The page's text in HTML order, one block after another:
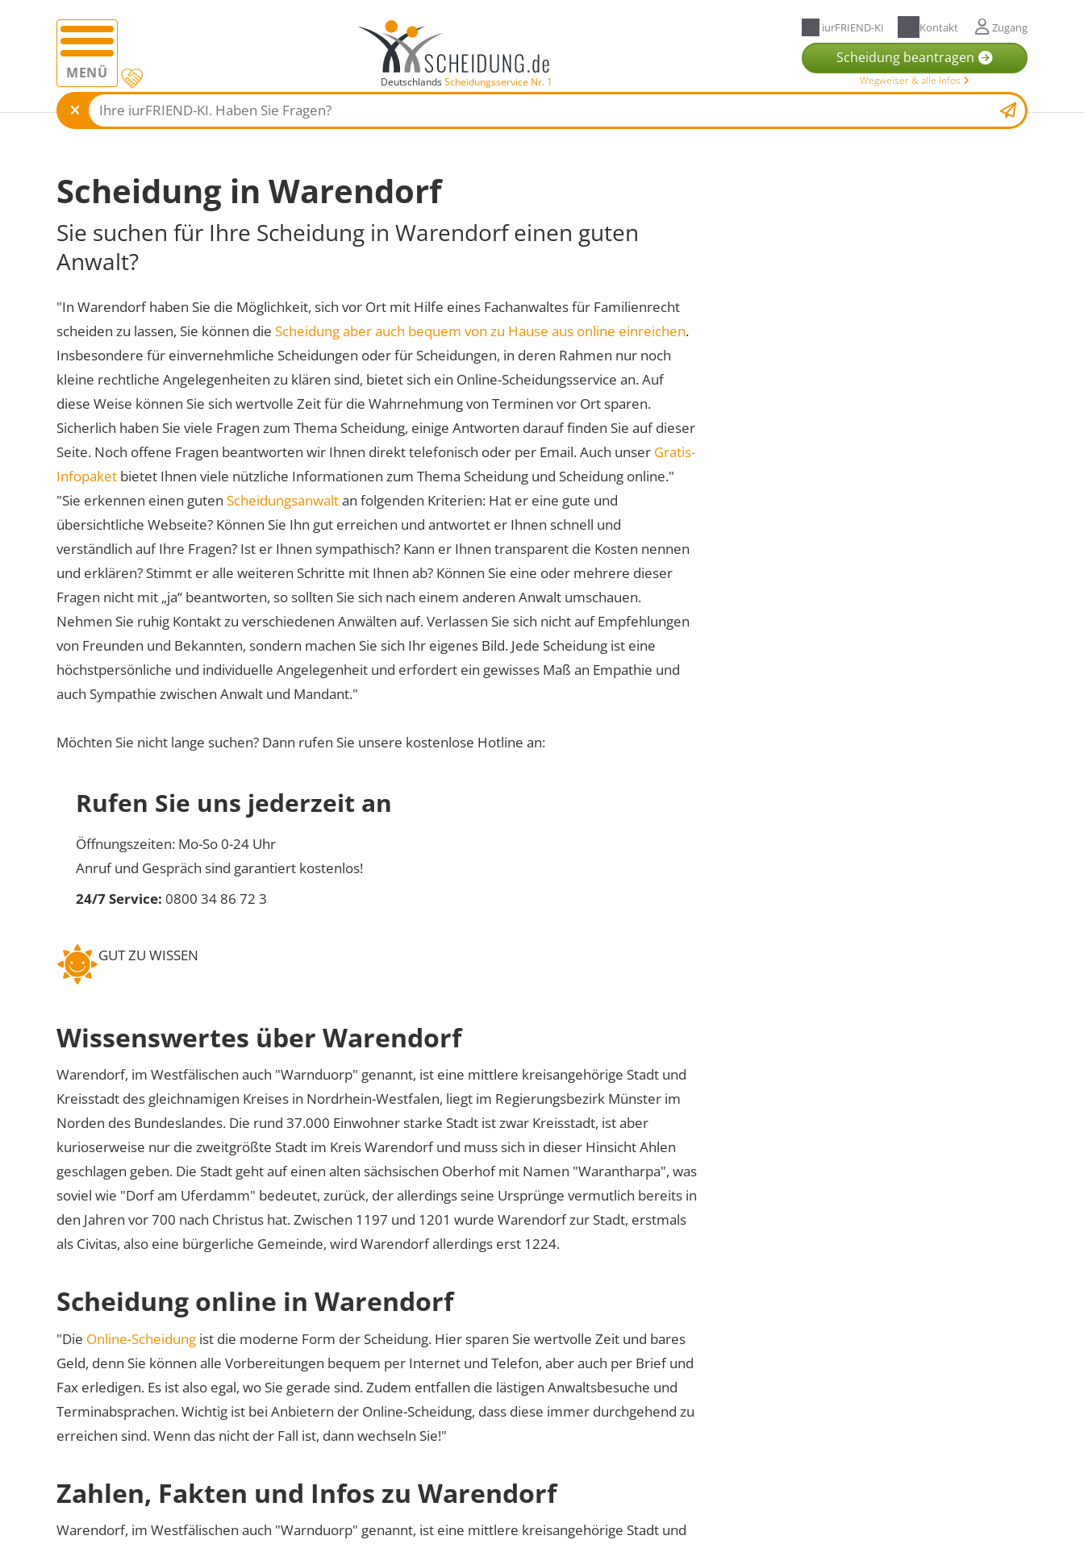
MENÜ DeutschlandsScheidungsservice Nr. 1
iurFRIEND-KI Kontakt Zugang
Scheidung beantragen
Wegweiser & alle Infos
Scheidung in Warendorf
Sie suchen für Ihre Scheidung in Warendorf einen guten
Anwalt?
"In Warendorf haben Sie die Möglichkeit, sich vor Ort mit Hilfe eines Fachanwaltes für Familienrecht
scheiden zu lassen, Sie können die Scheidung aber auch bequem von zu Hause aus online einreichen.
Insbesondere für einvernehmliche Scheidungen oder für Scheidungen, in deren Rahmen nur noch
kleine rechtliche Angelegenheiten zu klären sind, bietet sich ein Online-Scheidungsservice an. Auf
diese Weise können Sie sich wertvolle Zeit für die Wahrnehmung von Terminen vor Ort sparen.
Sicherlich haben Sie viele Fragen zum Thema Scheidung, einige Antworten darauf finden Sie auf dieser
Seite. Noch offene Fragen beantworten wir Ihnen direkt telefonisch oder per Email. Auch unser Gratis-
Infopaket bietet Ihnen viele nützliche Informationen zum Thema Scheidung und Scheidung online."
"Sie erkennen einen guten Scheidungsanwaltan folgenden Kriterien: Hat er eine gute und
übersichtliche Webseite? Können Sie Ihn gut erreichen und antwortet er Ihnen schnell und
verständlich auf Ihre Fragen? Ist er Ihnen sympathisch? Kann er Ihnen transparent die Kosten nennen
und erklären? Stimmt er alle weiteren Schritte mit Ihnen ab? Können Sie eine oder mehrere dieser
Fragen nicht mit „ja“ beantworten, so sollten Sie sich nach einem anderen Anwalt umschauen.
Nehmen Sie ruhig Kontakt zu verschiedenen Anwälten auf. Verlassen Sie sich nicht auf Empfehlungen
von Freunden und Bekannten, sondern machen Sie sich Ihr eigenes Bild. Jede Scheidung ist eine
höchstpersönliche und individuelle Angelegenheit und erfordert ein gewisses Maß an Empathie und
auch Sympathie zwischen Anwalt und Mandant."
Möchten Sie nicht lange suchen? Dann rufen Sie unsere kostenlose Hotline an:
Rufen Sie uns jederzeit an
Öffnungszeiten: Mo-So 0-24 Uhr
Anruf und Gespräch sind garantiert kostenlos!
24/7 Service: 0800 34 86 72 3
GUT ZU WISSEN
Wissenswertes über Warendorf
Warendorf, im Westfälischen auch Warnduorp genannt, ist eine mittlere kreisangehörige Stadt und
Kreisstadt des gleichnamigen Kreises in Nordrhein-Westfalen, liegt im Regierungsbezirk Münster im
Norden des Bundeslandes. Die rund 37.000 Einwohner starke Stadt ist zwar Kreisstadt, ist aber
kurioserweise nur die zweitgrößte Stadt im Kreis Warendorf und muss sich in dieser Hinsicht Ahlen
geschlagen geben. Die Stadt geht auf einen alten sächsischen Oberhof mit Namen Warantharpa , was
soviel wie Dorf am Uferdamm bedeutet, zurück, der allerdings seine Ursprünge vermutlich bereits in
den Jahren vor 700 nach Christus hat. Zwischen 1197 und 1201 wurde Warendorf zur Stadt, erstmals
als Civitas, also eine bürgerliche Gemeinde, wird Warendorf allerdings erst 1224.
Scheidung online in Warendorf
"Die Online-Scheidung ist die moderne Form der Scheidung. Hier sparen Sie wertvolle Zeit und bares
Geld, denn Sie können alle Vorbereitungen bequem per Internet und Telefon, aber auch per Brief und
Fax erledigen. Es ist also egal, wo Sie gerade sind. Zudem entfallen die lästigen Anwaltsbesuche und
Terminabsprachen. Wichtig ist bei Anbietern der Online-Scheidung, dass diese immer durchgehend zu
erreichen sind. Wenn das nicht der Fall ist, dann wechseln Sie!"
Zahlen, Fakten und Infos zu Warendorf
Warendorf, im Westfälischen auch Warnduorp genannt, ist eine mittlere kreisangehörige Stadt und